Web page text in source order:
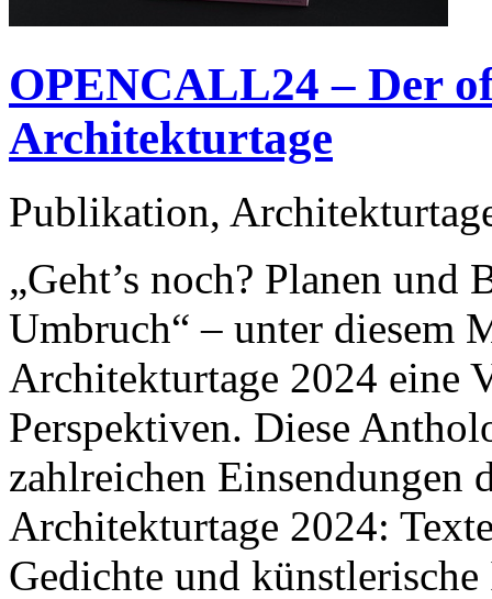
OPENCALL24 – Der
Architekturtage
Publikation,
„Geht’s noch? Planen
Umbruch“ – unter diesem
Architekturtage 2024 eine
Perspektiven. Diese
zahlreichen Einsendungen
Architekturtage 2024:
Gedichte und